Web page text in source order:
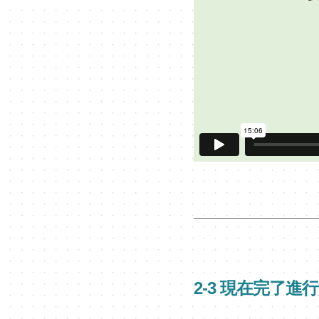
2-3 現在完了進